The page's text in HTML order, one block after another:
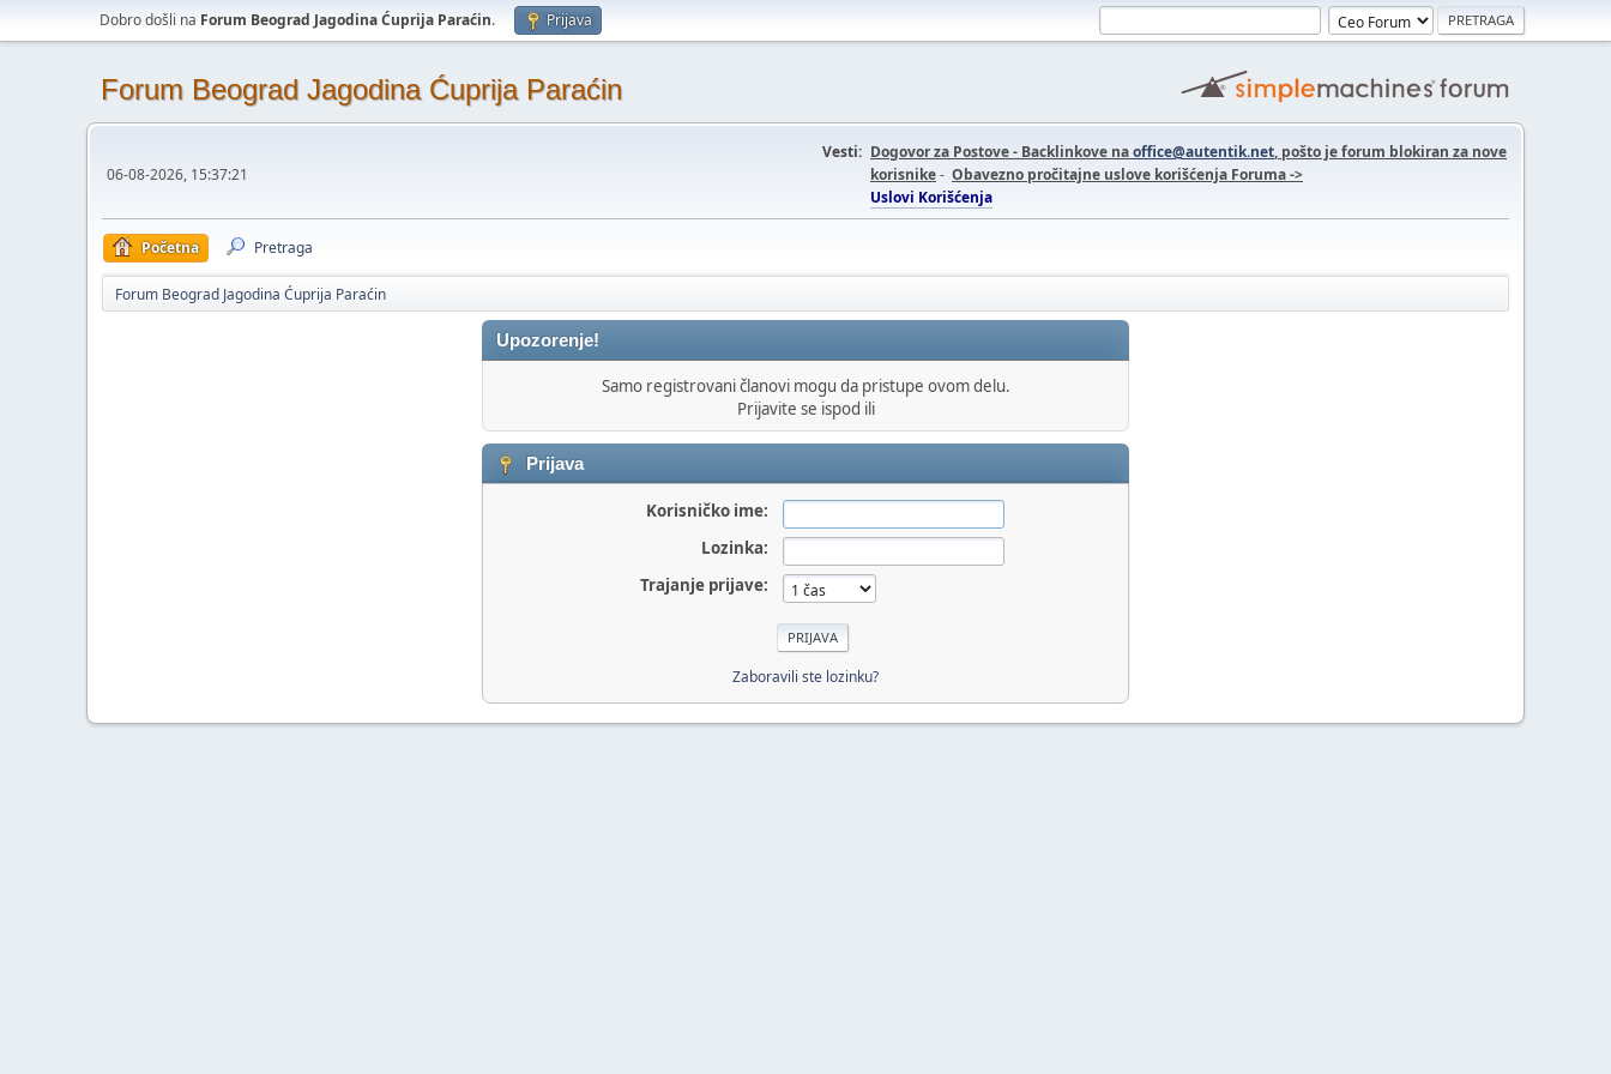
Dobro došli na Forum Beograd Jagodina Ćuprija Paraćin. Prijava
Forum Beograd Jagodina Ćuprija Paraćin
06-08-2026, 15:37:21
Vesti: Dogovor za Postove - Backlinkove naoffice@autentik.net, pošto je forum blokiran za nove
korisnike- Obavezno pročitajne uslove korišćenja Foruma ->
Uslovi Korišćenja
Početna Pretraga
Forum Beograd Jagodina Ćuprija Paraćin
Upozorenje!
Samo registrovani članovi mogu da pristupe ovom delu.
Prijavite se ispod ili
Prijava
Korisničko ime:
Lozinka:
Trajanje prijave:
Zaboravili ste lozinku?